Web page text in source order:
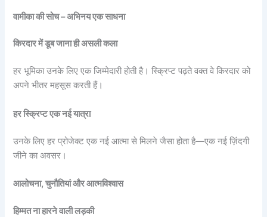
वामीका की सोच – अभिनय एक साधना
किरदार में डूब जाना ही असली कला
हर भूमिका उनके लिए एक जिम्मेदारी होती है। स्क्रिप्ट पढ़ते वक्त वे किरदार को
अपने भीतर महसूस करती हैं।
हर स्क्रिप्ट एक नई यात्रा
उनके लिए हर प्रोजेक्ट एक नई आत्मा से मिलने जैसा होता है—एक नई ज़िंदगी
जीने का अवसर।
आलोचना, चुनौतियां और आत्मविश्वास
हिम्मत ना हारने वाली लड़की